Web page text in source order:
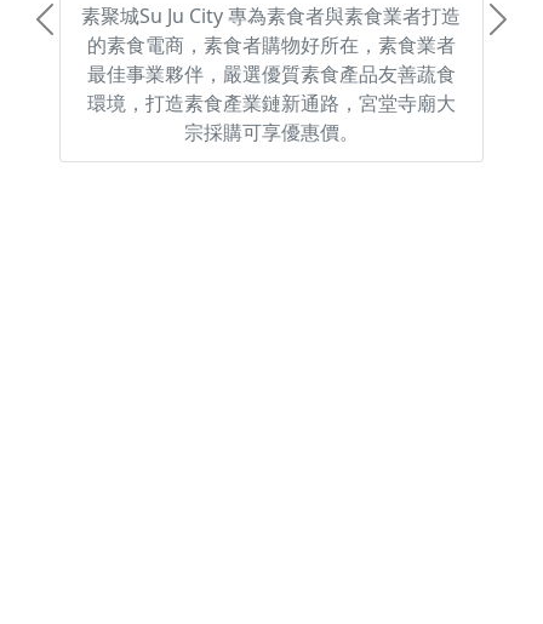
素聚城Su Ju City 專為素食者與素食業者打造
的素食電商，素食者購物好所在，素食業者
最佳事業夥伴，嚴選優質素食產品友善蔬食
環境，打造素食產業鏈新通路，宮堂寺廟大
宗採購可享優惠價。
Previous Next